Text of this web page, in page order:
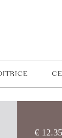
€ 12.35